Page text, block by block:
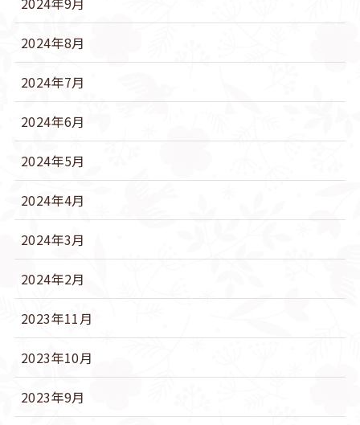
2024年8月
2024年7月
2024年6月
2024年5月
2024年4月
2024年3月
2024年2月
2023年11月
2023年10月
2023年9月